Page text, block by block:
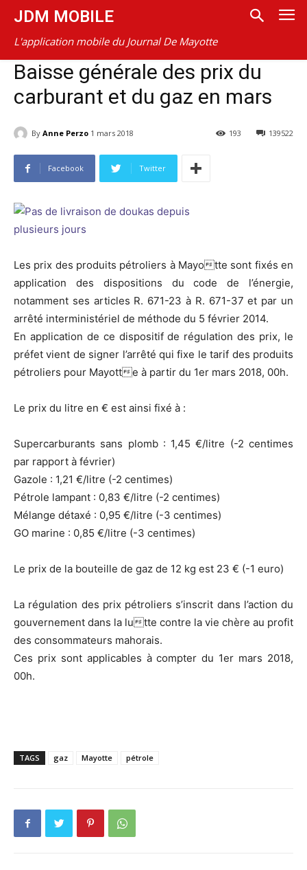
JDM MOBILE
L'application mobile du Journal De Mayotte
Baisse générale des prix du
carburant et du gaz en mars
By Anne Perzo 1 mars 2018 139522
193
Facebook Twitter
Les prix des produits pétroliers à Mayotte sont fixés en
application des dispositions du code de l’énergie,
notamment ses articles R. 671-23 à R. 671-37 et par un
arrêté interministériel de méthode du 5 février 2014.
En application de ce dispositif de régulation des prix, le
préfet vient de signer l’arrêté qui fixe le tarif des produits
pétroliers pour Mayotte à partir du 1er mars 2018, 00h.
Le prix du litre en € est ainsi fixé à :
Supercarburants sans plomb : 1,45 €/litre (-2 centimes
par rapport à février)
Gazole : 1,21 €/litre (-2 centimes)
Pétrole lampant : 0,83 €/litre (-2 centimes)
Mélange détaxé : 0,95 €/litre (-3 centimes)
GO marine : 0,85 €/litre (-3 centimes)
Le prix de la bouteille de gaz de 12 kg est 23 € (-1 euro)
La régulation des prix pétroliers s’inscrit dans l’action du
gouvernement dans la lutte contre la vie chère au profit
des consommateurs mahorais.
Ces prix sont applicables à compter du 1er mars 2018,
00h.
TAGS gaz Mayotte pétrole